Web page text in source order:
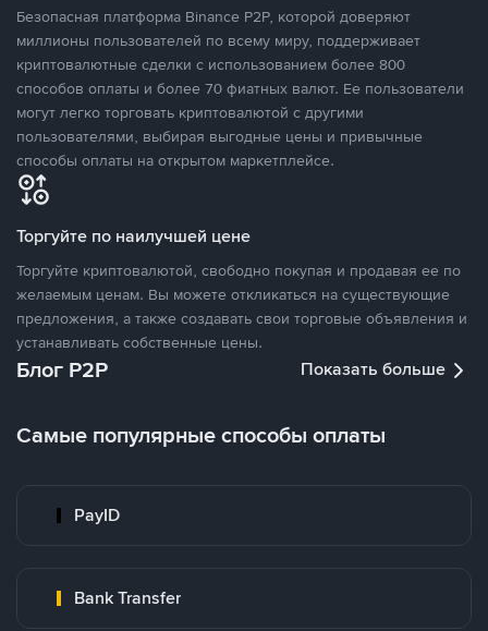
Безопасная платформа Binance P2P, которой доверяют
миллионы пользователей по всему миру, поддерживает
криптовалютные сделки с использованием более 800
способов оплаты и более 70 фиатных валют. Ее пользователи
могут легко торговать криптовалютой с другими
пользователями, выбирая выгодные цены и привычные
способы оплаты на открытом маркетплейсе.
Торгуйте по наилучшей цене
Торгуйте криптовалютой, свободно покупая и продавая ее по
желаемым ценам. Вы можете откликаться на существующие
предложения, а также создавать свои торговые объявления и
устанавливать собственные цены.
Блог P2P Показать больше
Самые популярные способы оплаты
PayID
Bank Transfer